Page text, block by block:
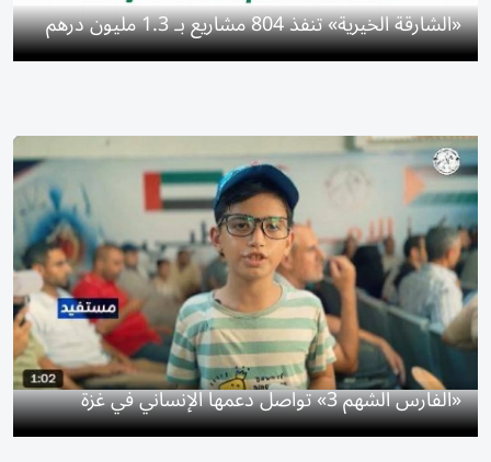
«الشارقة الخيرية» تنفذ 804 مشاريع بـ 1.3 مليون درهم
«الفارس الشهم 3» تواصل دعمها الإنساني في غزة